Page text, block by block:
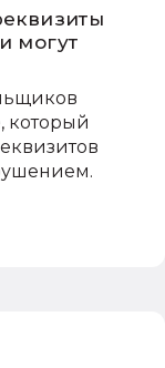
могут
который